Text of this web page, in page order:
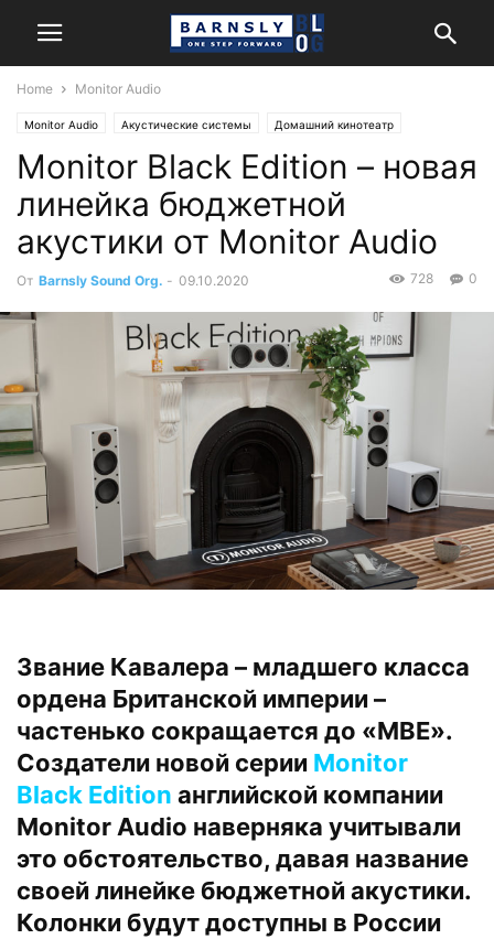
Home Monitor Audio
Monitor Audio Акустические системы Домашний кинотеатр
Новости Стерео
Monitor Black Edition – новая
линейка бюджетной
акустики от Monitor Audio
От Barnsly Sound Org. - 09.10.2020 0
728
Звание Кавалера – младшего класса
ордена Британской империи –
частенько сокращается до «MBE».
Создатели новой серии Monitor
Black Edition английской компании
Monitor Audio наверняка учитывали
это обстоятельство, давая название
своей линейке бюджетной акустики.
Колонки будут доступны в России